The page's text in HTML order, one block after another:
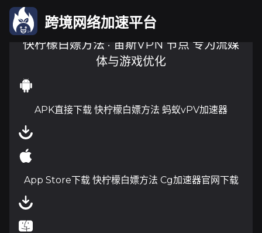
跨境网络加速平台
快柠檬白嫖方法 · 宙斯VPN 节点 专为流媒
体与游戏优化
APK直接下载 快柠檬白嫖方法 蚂蚁vPV加速器
App Store下载 快柠檬白嫖方法 Cg加速器官网下载